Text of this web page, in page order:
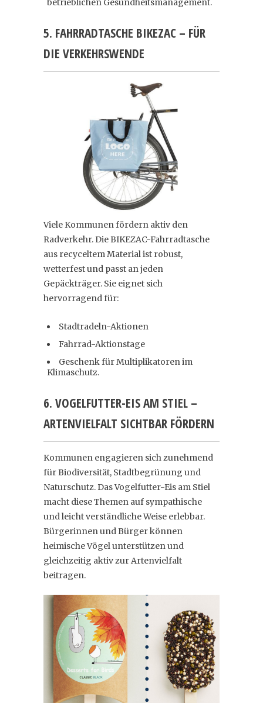
betrieblichen Gesundheitsmanagement.
5. FAHRRADTASCHE BIKEZAC – FÜR
DIE VERKEHRSWENDE
Viele Kommunen fördern aktiv den
Radverkehr. Die BIKEZAC-Fahrradtasche
aus recyceltem Material ist robust,
wetterfest und passt an jeden
Gepäckträger. Sie eignet sich
hervorragend für:
Stadtradeln-Aktionen
Fahrrad-Aktionstage
Geschenk für Multiplikatoren im
Klimaschutz.
6. VOGELFUTTER-EIS AM STIEL –
ARTENVIELFALT SICHTBAR FÖRDERN
Kommunen engagieren sich zunehmend
für Biodiversität, Stadtbegrünung und
Naturschutz. Das Vogelfutter-Eis am Stiel
macht diese Themen auf sympathische
und leicht verständliche Weise erlebbar.
Bürgerinnen und Bürger können
heimische Vögel unterstützen und
gleichzeitig aktiv zur Artenvielfalt
beitragen.